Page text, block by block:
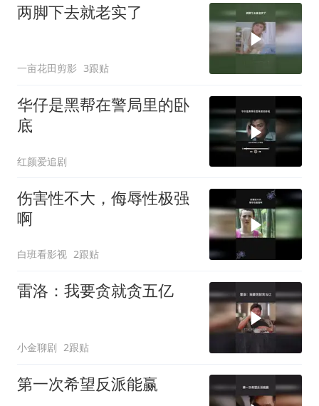
两脚下去就老实了
一亩花田剪影 3跟贴
华仔是黑帮在警局里的卧
底
红颜爱追剧
伤害性不大，侮辱性极强
啊
白班看影视 2跟贴
雷洛：我要贪就贪五亿
小金聊剧 2跟贴
第一次希望反派能赢